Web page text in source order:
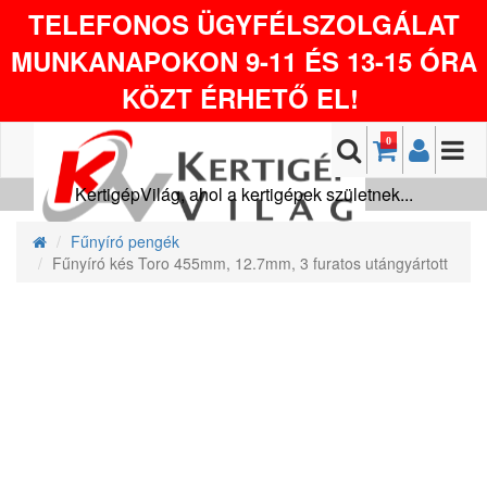
TELEFONOS ÜGYFÉLSZOLGÁLAT
MUNKANAPOKON 9-11 ÉS 13-15 ÓRA
KÖZT ÉRHETŐ EL!
0
KertigépVilág, ahol a kertigépek születnek...
Fűnyíró pengék
Fűnyíró kés Toro 455mm, 12.7mm, 3 furatos utángyártott